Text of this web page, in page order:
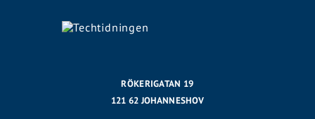
RÖKERIGATAN 19
121 62 JOHANNESHOV